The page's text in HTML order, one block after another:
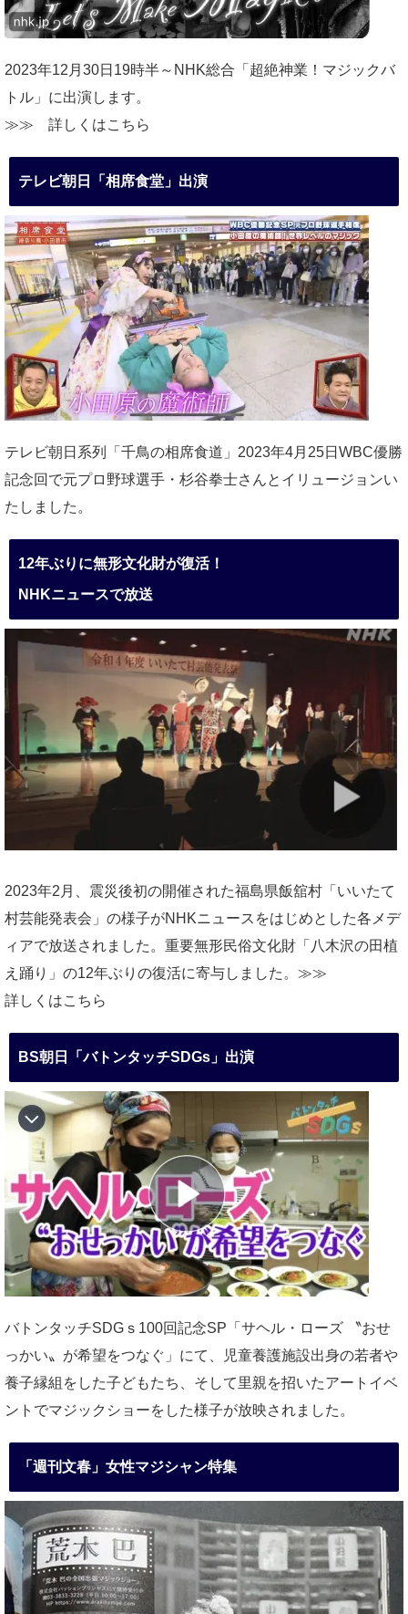
2023年12月30日19時半～NHK総合「超絶神業！マジックバ
トル」に出演します。
≫≫ 詳しくはこちら
テレビ朝日「相席食堂」出演
テレビ朝日系列「千鳥の相席食道」2023年4月25日WBC優勝
記念回で元プロ野球選手・杉谷拳士さんとイリュージョンい
たしました。
12年ぶりに無形文化財が復活！
NHKニュースで放送
2023年2月、震災後初の開催された福島県飯舘村「いいたて
村芸能発表会」の様子がNHKニュースをはじめとした各メデ
ィアで放送されました。重要無形民俗文化財「八木沢の田植
え踊り」の12年ぶりの復活に寄与しました。≫≫
詳しくはこちら
BS朝日「バトンタッチSDGs」出演
バトンタッチSDGｓ100回記念SP「サヘル・ローズ 〝おせ
っかい〟が希望をつなぐ」にて、児童養護施設出身の若者や
養子縁組をした子どもたち、そして里親を招いたアートイベ
ントでマジックショーをした様子が放映されました。
「週刊文春」女性マジシャン特集